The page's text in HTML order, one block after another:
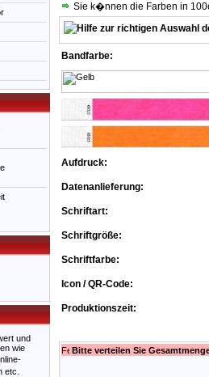
und
wie
etc.
Sie k�nnen die Farben in
Bandfarbe:
Aufdruck:
Datenanlieferung:
Schriftart:
Schriftgröße:
Schriftfarbe:
Icon / QR-Code:
Produktionszeit:
Bitte verteilen Sie